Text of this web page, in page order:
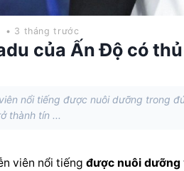
• 3 tháng trước
của Ấn Độ có
nổi tiếng được nuôi dưỡng trong
thành tín ...
viên nổi tiếng được nuôi dưỡng